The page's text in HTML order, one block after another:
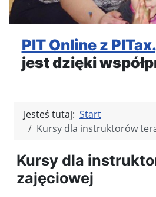
PIT Online z
jest dzięki
Jesteś tutaj: Start
Kursy dla instruktorów
Kursy dla
zajęciowej